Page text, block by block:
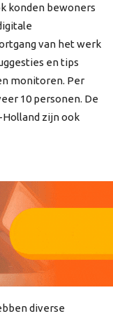
konden bewoners
van het werk
en tips
monitoren. Per
10 personen. De
zijn ook
diverse